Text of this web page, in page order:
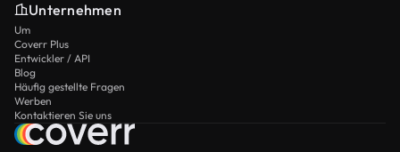
Unternehmen
Um
Coverr Plus
Entwickler / API
Blog
Häufig gestellte Fragen
Werben
Kontaktieren Sie uns